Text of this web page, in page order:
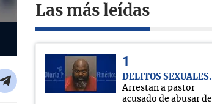
Las más leídas
DELITOS SEXUALES
Arrestan a pastor
acusado de abusar de